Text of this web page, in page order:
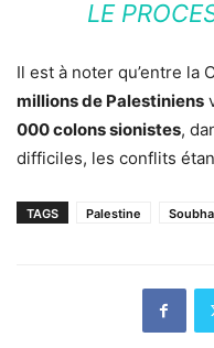
LE
Il est à noter qu’entre la
millions de Palestiniens
000 colons sionistes,
difficiles, les conflits
TAGS Palestine